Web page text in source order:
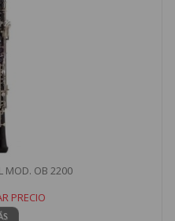
MOD. OB 2200
PRECIO